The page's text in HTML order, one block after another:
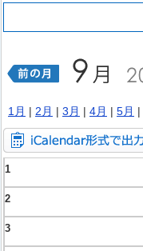
1月 | 2月 | 3月 | 4月 | 5月 |
1
2
3